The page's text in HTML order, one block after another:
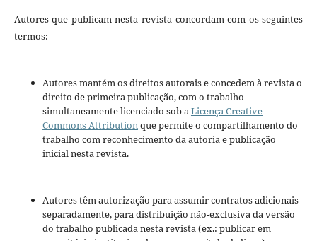
Autores que publicam nesta revista concordam com os seguintes
termos:
Autores mantém os direitos autorais e concedem à revista o
direito de primeira publicação, com o trabalho
simultaneamente licenciado sob aLicença Creative
Commons Attributionque permite o compartilhamento do
trabalho com reconhecimento da autoria e publicação
inicial nesta revista.
Autores têm autorização para assumir contratos adicionais
separadamente, para distribuição não-exclusiva da versão
do trabalho publicada nesta revista (ex.: publicar em